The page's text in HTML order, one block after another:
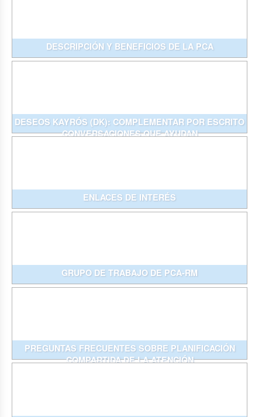
DESCRIPCIÓN Y BENEFICIOS DE LA PCA
DESEOS KAYRÓS (DK): COMPLEMENTAR POR ESCRITO
CONVERSACIONES QUE AYUDAN
ENLACES DE INTERÉS
GRUPO DE TRABAJO DE PCA-RM
PREGUNTAS FRECUENTES SOBRE PLANIFICACIÓN
COMPARTIDA DE LA ATENCIÓN